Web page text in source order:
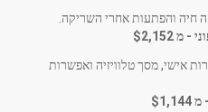
חיה והפתעות אחרי השריקה.
$2,152
אישי, מסך טלוויזיה ואפשרות
$1,144